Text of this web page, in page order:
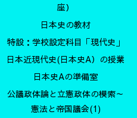
座）
日本史の教材
特設：学校設定科目「現代史」
日本近現代史(日本史A）の授業
日本史Aの準備室
公議政体論と立憲政体の模索～
憲法と帝国議会(1)